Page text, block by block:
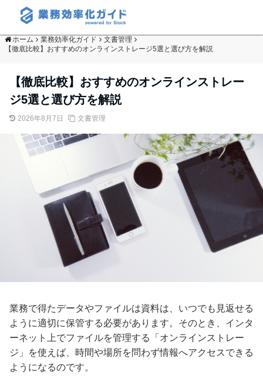
ホーム 業務効率化ガイド
文書管理
【徹底比較】おすすめのオンラインストレージ5選と選び方を解説
【徹底比較】おすすめのオンラインストレー
ジ5選と選び方を解説
2026年8月7日 文書管理
業務で得たデータやファイルは資料は、いつでも見返せる
ように適切に保管する必要があります。そのとき、インタ
ーネット上でファイルを管理する「オンラインストレー
ジ」を使えば、時間や場所を問わず情報へアクセスできる
ようになるのです。